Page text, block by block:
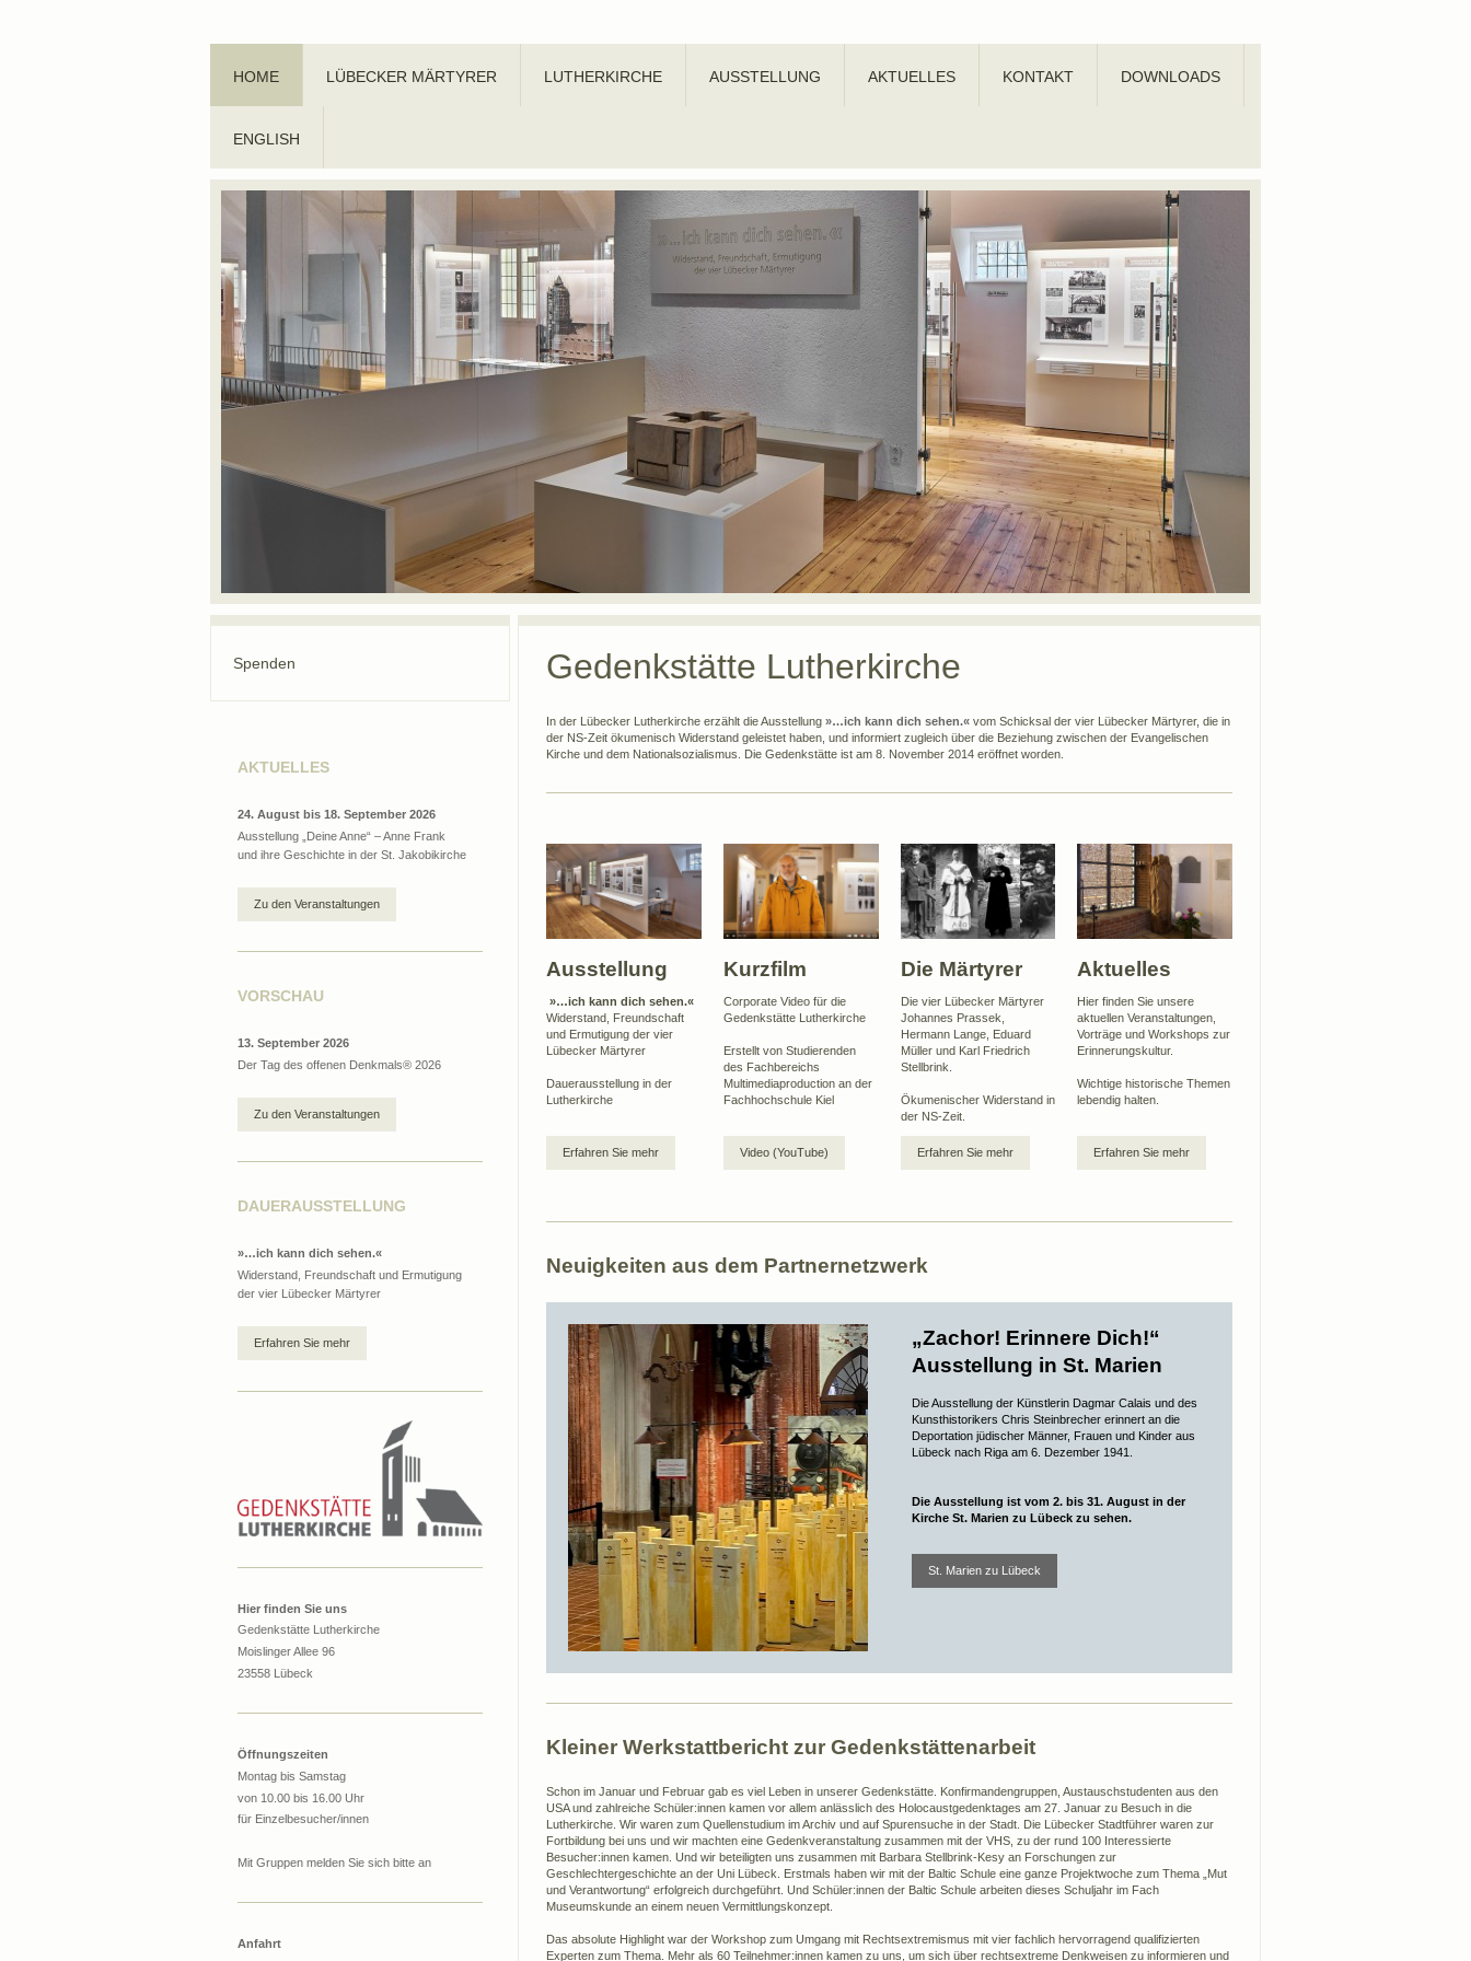
HOME LÜBECKER MÄRTYRER LUTHERKIRCHE AUSSTELLUNG AKTUELLES KONTAKT DOWNLOADS
ENGLISH
Gedenkstätte Lutherkirche
In der Lübecker Lutherkirche erzählt die Ausstellung»…ich kann dich sehen.« vom Schicksal der vier Lübecker Märtyrer, die in
der NS-Zeit ökumenisch Widerstand geleistet haben, und informiert zugleich über die Beziehung zwischen der Evangelischen
Kirche und dem Nationalsozialismus. Die Gedenkstätte ist am 8. November 2014 eröffnet worden.
Ausstellung
»…ich kann dich sehen.«
Widerstand, Freundschaft
und Ermutigung der vier
Lübecker Märtyrer
Dauerausstellung in der
Lutherkirche
Erfahren Sie mehr
Kurzfilm
Corporate Video für die
Gedenkstätte Lutherkirche
Erstellt von Studierenden
des Fachbereichs
Multimediaproduction an der
Fachhochschule Kiel
Video (YouTube)
Die Märtyrer
Die vier Lübecker Märtyrer
Johannes Prassek,
Hermann Lange, Eduard
Müller und Karl Friedrich
Stellbrink.
Ökumenischer Widerstand in
der NS-Zeit.
Erfahren Sie mehr
Aktuelles
Hier finden Sie unsere
aktuellen Veranstaltungen,
Vorträge und Workshops zur
Erinnerungskultur.
Wichtige historische Themen
lebendig halten.
Erfahren Sie mehr
Neuigkeiten aus dem Partnernetzwerk
„Zachor! Erinnere Dich!“
Ausstellung in St. Marien
Die Ausstellung der Künstlerin Dagmar Calais und des
Kunsthistorikers Chris Steinbrecher erinnert an die
Deportation jüdischer Männer, Frauen und Kinder aus
Lübeck nach Riga am 6. Dezember 1941.
Die Ausstellung ist vom 2. bis 31. August in der
Kirche St. Marien zu Lübeck zu sehen.
St. Marien zu Lübeck
Kleiner Werkstattbericht zur Gedenkstättenarbeit
Schon im Januar und Februar gab es viel Leben in unserer Gedenkstätte. Konfirmandengruppen, Austauschstudenten aus den
USA und zahlreiche Schüler:innen kamen vor allem anlässlich des Holocaustgedenktages am 27. Januar zu Besuch in die
Lutherkirche. Wir waren zum Quellenstudium im Archiv und auf Spurensuche in der Stadt. Die Lübecker Stadtführer waren zur
Fortbildung bei uns und wir machten eine Gedenkveranstaltung zusammen mit der VHS, zu der rund 100 Interessierte
Besucher:innen kamen. Und wir beteiligten uns zusammen mit Barbara Stellbrink-Kesy an Forschungen zur
Geschlechtergeschichte an der Uni Lübeck. Erstmals haben wir mit der Baltic Schule eine ganze Projektwoche zum Thema „Mut
und Verantwortung“ erfolgreich durchgeführt. Und Schüler:innen der Baltic Schule arbeiten dieses Schuljahr im Fach
Museumskunde an einem neuen Vermittlungskonzept.
Das absolute Highlight war der Workshop zum Umgang mit Rechtsextremismus mit vier fachlich hervorragend qualifizierten
Experten zum Thema. Mehr als 60 Teilnehmer:innen kamen zu uns, um sich über rechtsextreme Denkweisen zu informieren und
Spenden
AKTUELLES
24. August bis 18. September 2026
Ausstellung „Deine Anne“ – Anne Frank
und ihre Geschichte in der St. Jakobikirche
Zu den Veranstaltungen
VORSCHAU
13. September 2026
Der Tag des offenen Denkmals® 2026
Zu den Veranstaltungen
DAUERAUSSTELLUNG
»…ich kann dich sehen.«
Widerstand, Freundschaft und Ermutigung
der vier Lübecker Märtyrer
Erfahren Sie mehr
Hier finden Sie uns
Gedenkstätte Lutherkirche
Moislinger Allee 96
23558 Lübeck
Öffnungszeiten
Montag bis Samstag
von 10.00 bis 16.00 Uhr
für Einzelbesucher/innen
Mit Gruppen melden Sie sich bitte an
Anfahrt